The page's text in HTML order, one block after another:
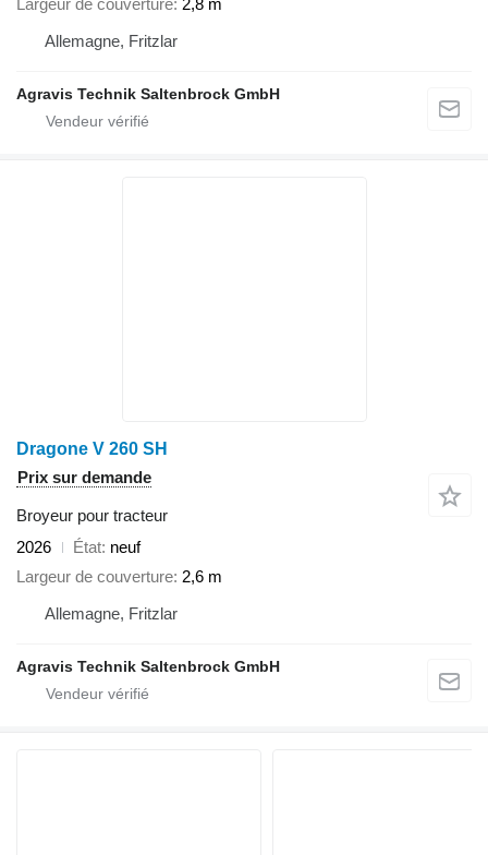
Largeur de couverture 2,8 m
Allemagne, Fritzlar
Agravis Technik Saltenbrock GmbH
Dragone V 260 SH
Prix sur demande
Broyeur pour tracteur
2026
État neuf
Largeur de couverture 2,6 m
Allemagne, Fritzlar
Agravis Technik Saltenbrock GmbH